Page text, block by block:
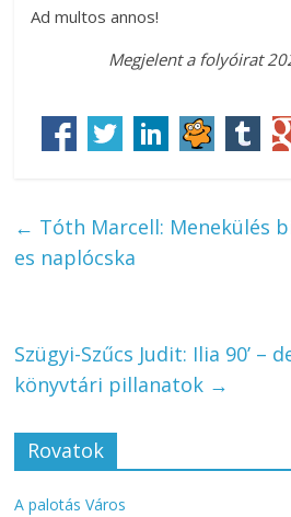
Ad multos annos!
Megjelent a folyóirat
← Tóth Marcell: Menekülés
es naplócska
Szügyi-Szűcs Judit: Ilia 90’ –
könyvtári pillanatok →
Rovatok
A palotás Város